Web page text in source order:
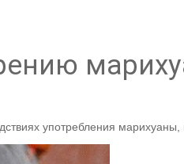
употребления марихуаны,